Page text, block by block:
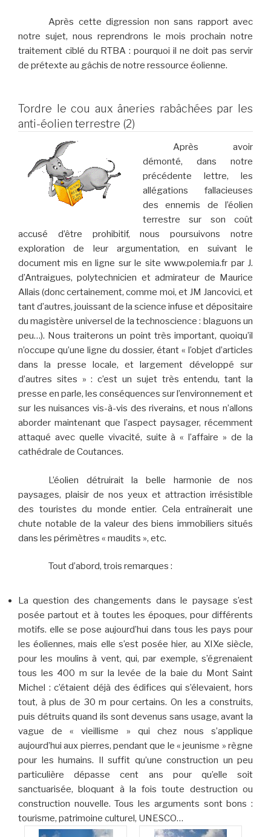
Après cette digression non sans rapport avec
notre sujet, nous reprendrons le mois prochain notre
traitement ciblé du RTBA : pourquoi il ne doit pas servir
de prétexte au gâchis de notre ressource éolienne.
Tordre le cou aux âneries rabâchées par les
anti-éolien terrestre (2)
Après avoir
démonté, dans notre
précédente lettre, les
allégations fallacieuses
des ennemis de l’éolien
terrestre sur son coût
accusé d’être prohibitif, nous poursuivons notre
exploration de leur argumentation, en suivant le
document mis en ligne sur le site www.polemia.fr par J.
d’Antraigues, polytechnicien et admirateur de Maurice
Allais (donc certainement, comme moi, et JM Jancovici, et
tant d’autres, jouissant de la science infuse et dépositaire
du magistère universel de la technoscience : blaguons un
peu…). Nous traiterons un point très important, quoiqu’il
n’occupe qu’une ligne du dossier, étant « l’objet d’articles
dans la presse locale, et largement développé sur
d’autres sites » : c’est un sujet très entendu, tant la
presse en parle, les conséquences sur l’environnement et
sur les nuisances vis-à-vis des riverains, et nous n’allons
aborder maintenant que l’aspect paysager, récemment
attaqué avec quelle vivacité, suite à « l’affaire » de la
cathédrale de Coutances.
L’éolien détruirait la belle harmonie de nos
paysages, plaisir de nos yeux et attraction irrésistible
des touristes du monde entier. Cela entraînerait une
chute notable de la valeur des biens immobiliers situés
dans les périmètres « maudits », etc.
Tout d’abord, trois remarques :
La question des changements dans le paysage s’est
posée partout et à toutes les époques, pour différents
motifs. elle se pose aujourd’hui dans tous les pays pour
les éoliennes, mais elle s’est posée hier, au XIXe siècle,
pour les moulins à vent, qui, par exemple, s’égrenaient
tous les 400 m sur la levée de la baie du Mont Saint
Michel : c’étaient déjà des édifices qui s’élevaient, hors
tout, à plus de 30 m pour certains. On les a construits,
puis détruits quand ils sont devenus sans usage, avant la
vague de « vieillisme » qui chez nous s’applique
aujourd’hui aux pierres, pendant que le « jeunisme » règne
pour les humains. Il suffit qu’une construction un peu
particulière dépasse cent ans pour qu’elle soit
sanctuarisée, bloquant à la fois toute destruction ou
construction nouvelle. Tous les arguments sont bons :
tourisme, patrimoine culturel, UNESCO…